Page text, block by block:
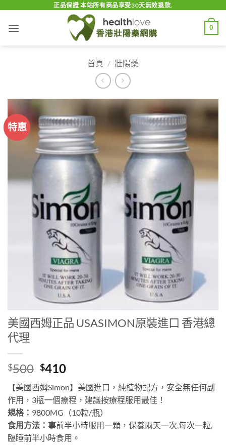
content
正品保證 本站所有商品享受30天無效退款.
0
首頁 / 壯陽藥
特惠
美國西姆正品 USASIMON原裝進口 香港總
代理
$500 Original
price
was:
$500.
$410Current
price
is:
$410.
【美國西姆Simon】美國進口，純植物配方，安全無任何副
作用，3瓶一個療程，建議按療程服用最佳！
規格： 9800MG（10粒/瓶）
食用方法：事前半小時服用一顆，保養兩天一次,每次一粒,
臨睡前半小時食用。